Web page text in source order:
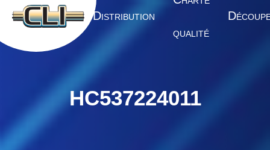
A CCUEIL DISTRIBUTION
QUALITÉ
D
HC537224011